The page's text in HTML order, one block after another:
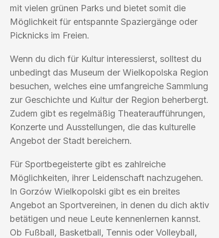
mit vielen grünen Parks und bietet somit die
Möglichkeit für entspannte Spaziergänge oder
Picknicks im Freien.
Wenn du dich für Kultur interessierst, solltest du
unbedingt das Museum der Wielkopolska Region
besuchen, welches eine umfangreiche Sammlung
zur Geschichte und Kultur der Region beherbergt.
Zudem gibt es regelmäßig Theateraufführungen,
Konzerte und Ausstellungen, die das kulturelle
Angebot der Stadt bereichern.
Für Sportbegeisterte gibt es zahlreiche
Möglichkeiten, ihrer Leidenschaft nachzugehen.
In Gorzów Wielkopolski gibt es ein breites
Angebot an Sportvereinen, in denen du dich aktiv
betätigen und neue Leute kennenlernen kannst.
Ob Fußball, Basketball, Tennis oder Volleyball,